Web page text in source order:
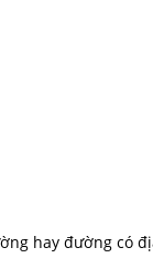
hay đường có